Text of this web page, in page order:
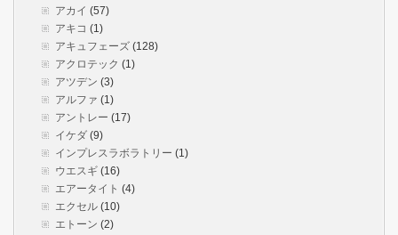
アカイ (57)
アキコ (1)
アキュフェーズ (128)
アクロテック (1)
アツデン (3)
アルファ (1)
アントレー (17)
イケダ (9)
インプレスラボラトリー (1)
ウエスギ (16)
エアータイト (4)
エクセル (10)
エトーン (2)